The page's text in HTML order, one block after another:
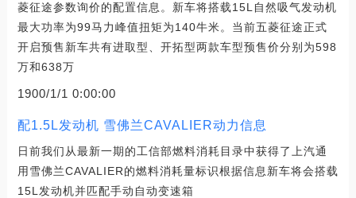
菱征途参数询价的配置信息。新车将搭载15L自然吸气发动机
最大功率为99马力峰值扭矩为140牛米。当前五菱征途正式
开启预售新车共有进取型、开拓型两款车型预售价分别为598
万和638万
1900/1/1 0:00:00
配1.5L发动机 雪佛兰CAVALIER动力信息
日前我们从最新一期的工信部燃料消耗目录中获得了上汽通
用雪佛兰CAVALIER的燃料消耗量标识根据信息新车将会搭载
15L发动机并匹配手动自动变速箱